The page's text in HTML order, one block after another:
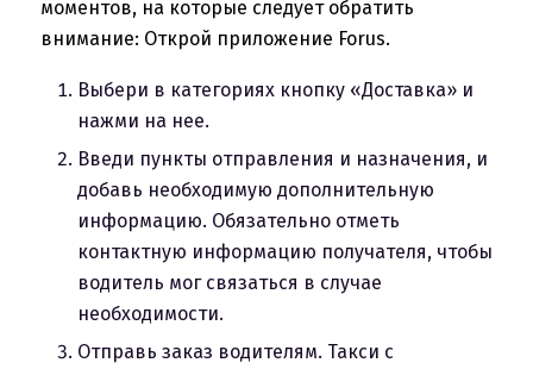
моментов, на которые следует обратить
внимание: Открой приложение Forus.
Выбери в категориях кнопку «Доставка» и
нажми на нее.
Введи пункты отправления и назначения, и
добавь необходимую дополнительную
информацию. Обязательно отметь
контактную информацию получателя, чтобы
водитель мог связаться в случае
необходимости.
Отправь заказ водителям. Такси с